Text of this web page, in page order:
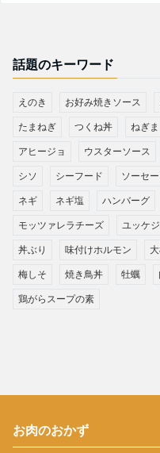
話題のキーワード
えのき お好み焼きソース
たまねぎ つくね丼 ねぎま
アヒージョ ウスターソース
シソ シーフード ソーセ
ネギ ネギ塩 ハンバーグ
モッツァレラチーズ ユッケ
丼ぶり 味付けホルモン
梅しそ 焼き鳥丼 牡蠣
鶏がらスープの素
お肉のおかず